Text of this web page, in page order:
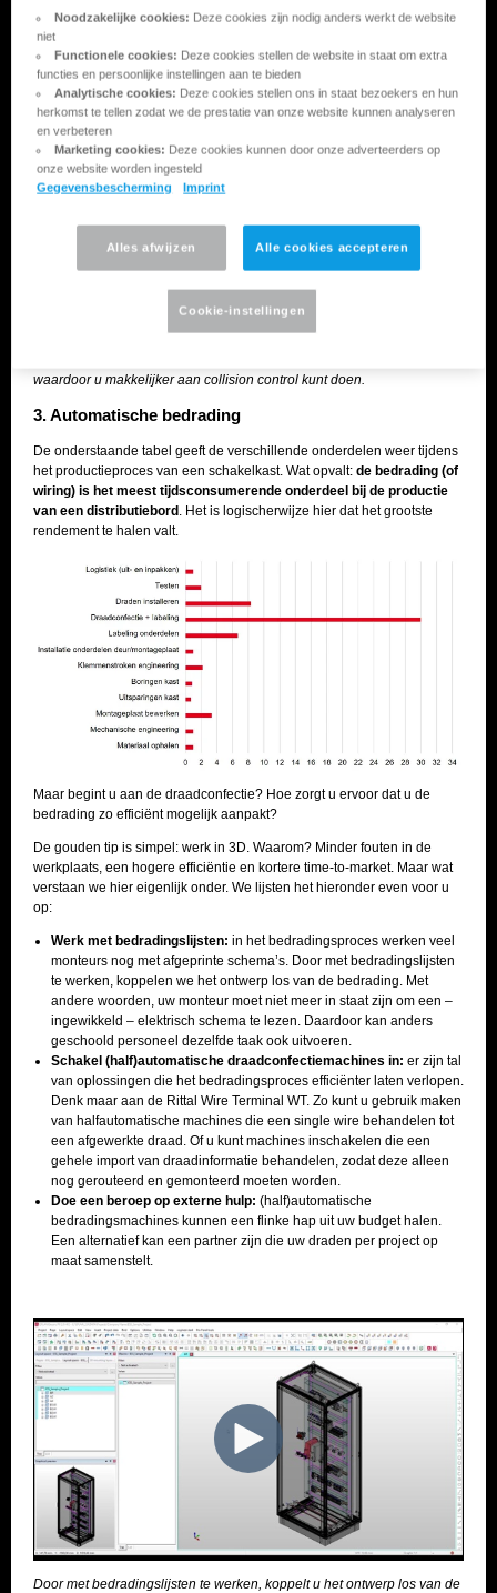
kabelgoten en montagerails. U bent in staat om op een eenvoudige
manier aan
verlaagt.U ontdekt uw fouten immers in het virtual prototype en niet
meer tijdens het productieproces. Tijdswinst gegarandeerd!
waardoor u makkelijker aan collision control kunt doen.
3. Automatische bedrading
De onderstaande tabel geeft de verschillende onderdelen weer tijdens
het productieproces van een schakelkast. Wat opvalt: de bedrading (of
wiring) is het meest tijdsconsumerende onderdeel bij de productie
van een distributiebord . Het is logischerwijze hier dat het grootste
rendement te halen valt.
Maar begint u aan de draadconfectie? Hoe zorgt u ervoor dat u de
bedrading zo efficiënt mogelijk aanpakt?
De gouden tip is simpel: werk in 3D. Waarom? Minder fouten in de
werkplaats, een hogere efficiëntie en kortere time-to-market. Maar wat
verstaan we hier eigenlijk onder. We lijsten het hieronder even voor u
op:
Werk met bedradingslijsten: in het bedradingsproces werken veel
monteurs nog met afgeprinte schema’s. Door met bedradingslijsten
te werken, koppelen we het ontwerp los van de bedrading. Met
andere woorden, uw monteur moet niet meer in staat zijn om een –
ingewikkeld – elektrisch schema te lezen. Daardoor kan anders
geschoold personeel dezelfde taak ook uitvoeren.
Schakel (half)automatische draadconfectiemachines in: er zijn tal
van oplossingen die het bedradingsproces efficiënter laten verlopen.
Denk maar aan de Rittal Wire Terminal WT. Zo kunt u gebruik maken
van halfautomatische machines die een single wire behandelen tot
een afgewerkte draad. Of u kunt machines inschakelen die een
gehele import van draadinformatie behandelen, zodat deze alleen
nog gerouteerd en gemonteerd moeten worden.
Doe een beroep op externe hulp: (half)automatische
bedradingsmachines kunnen een flinke hap uit uw budget halen.
Een alternatief kan een partner zijn die uw draden per project op
maat samenstelt.
Door met bedradingslijsten te werken, koppelt u het ontwerp los van de
Noodzakelijke cookies: Deze cookies zijn nodig anders werkt de website
niet
Functionele cookies: Deze cookies stellen de website in staat om extra
functies en persoonlijke instellingen aan te bieden
Analytische cookies: Deze cookies stellen ons in staat bezoekers en hun
herkomst te tellen zodat we de prestatie van onze website kunnen analyseren
en verbeteren
Marketing cookies: Deze cookies kunnen door onze adverteerders op
onze website worden ingesteld
Gegevensbescherming
Imprint
Alles afwijzen Alle cookies accepteren
Cookie-instellingen